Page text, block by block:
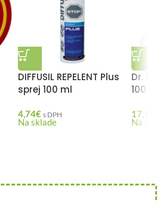
DIFFUSIL REPELENT Plus
sprej 100 ml
4,74€ s DPH
Na sklade
Dr.
100%
17,13
Na